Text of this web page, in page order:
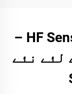
HF Sensory Liquid Floor Tiles –
لئے نئے